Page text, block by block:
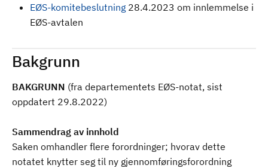
EØS-komitebeslutning 28.4.2023 om innlemmelse i
EØS-avtalen
Bakgrunn
BAKGRUNN (fra departementets EØS-notat, sist
oppdatert 29.8.2022)
Sammendrag av innhold
Saken omhandler flere forordninger; hvorav dette
notatet knytter seg til ny gjennomføringsforordning